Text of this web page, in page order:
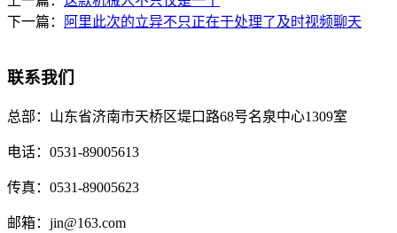
下一篇：
阿里此次的立异不只正在于处理了及时视频聊天
联系我们
总部： 山东省济南市天桥区堤口路68号名泉中心1309室
电话： 0531-89005613
传真： 0531-89005623
邮箱： jin@163.com